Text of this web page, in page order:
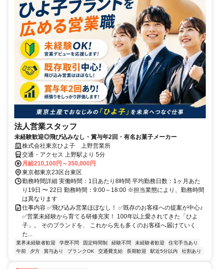
法人営業スタッフ
未経験歓迎◎飛び込みなし・賞与年2回・有名お菓子メーカー
株式会社東京ひよ子 上野営業所
交通・アクセス 上野駅より 5分
月給210,100円～350,000円
東京都東京23区台東区
勤務時間詳細 実働時間：1日あたり8時間 平均勤務日数：1ヶ月あた
り19日 〜 22日 勤務時間：9:00～18:00 ※担当業態により、勤務時間
は異なります
仕事内容 ✅飛び込み営業ほぼなし！ ✅既存のお客様への提案が中心♪
✅営業未経験から育てる研修充実！ 100年以上愛されてきた「ひよ
子」。 そのブランドを、 これから先も多くのお客様へ届けていく
た...
業界未経験者歓迎 学歴不問 固定時間制 経験不問 未経験者歓迎
住宅手当あり
午前
夕方 賞与あり ブランクOK 交通費支給 長期歓迎 駅近5分以内 社割あり